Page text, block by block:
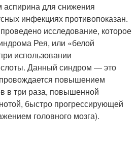
аспирина для снижения
инфекциях противопоказан.
исследование, которое
Рея, или «белой
использовании
Данный синдром — это
повышением
в три раза, повышенной
быстро прогрессирующей
головного мозга).